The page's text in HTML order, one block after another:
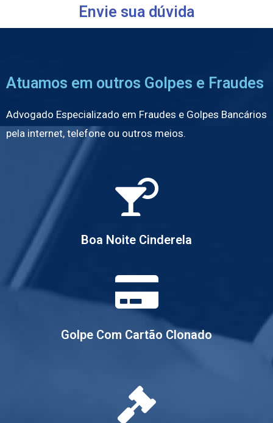
Envie sua dúvida
Atuamos em outros Golpes e Fraudes
Advogado Especializado em Fraudes e Golpes Bancários
pela internet, telefone ou outros meios.
Boa Noite Cinderela
Golpe Com Cartão Clonado